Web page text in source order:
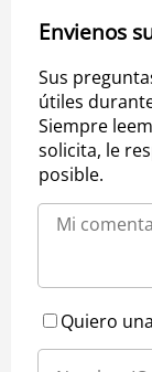
Envienos
Sus
útiles
Siempre
solicita, le
posible.
Quiero